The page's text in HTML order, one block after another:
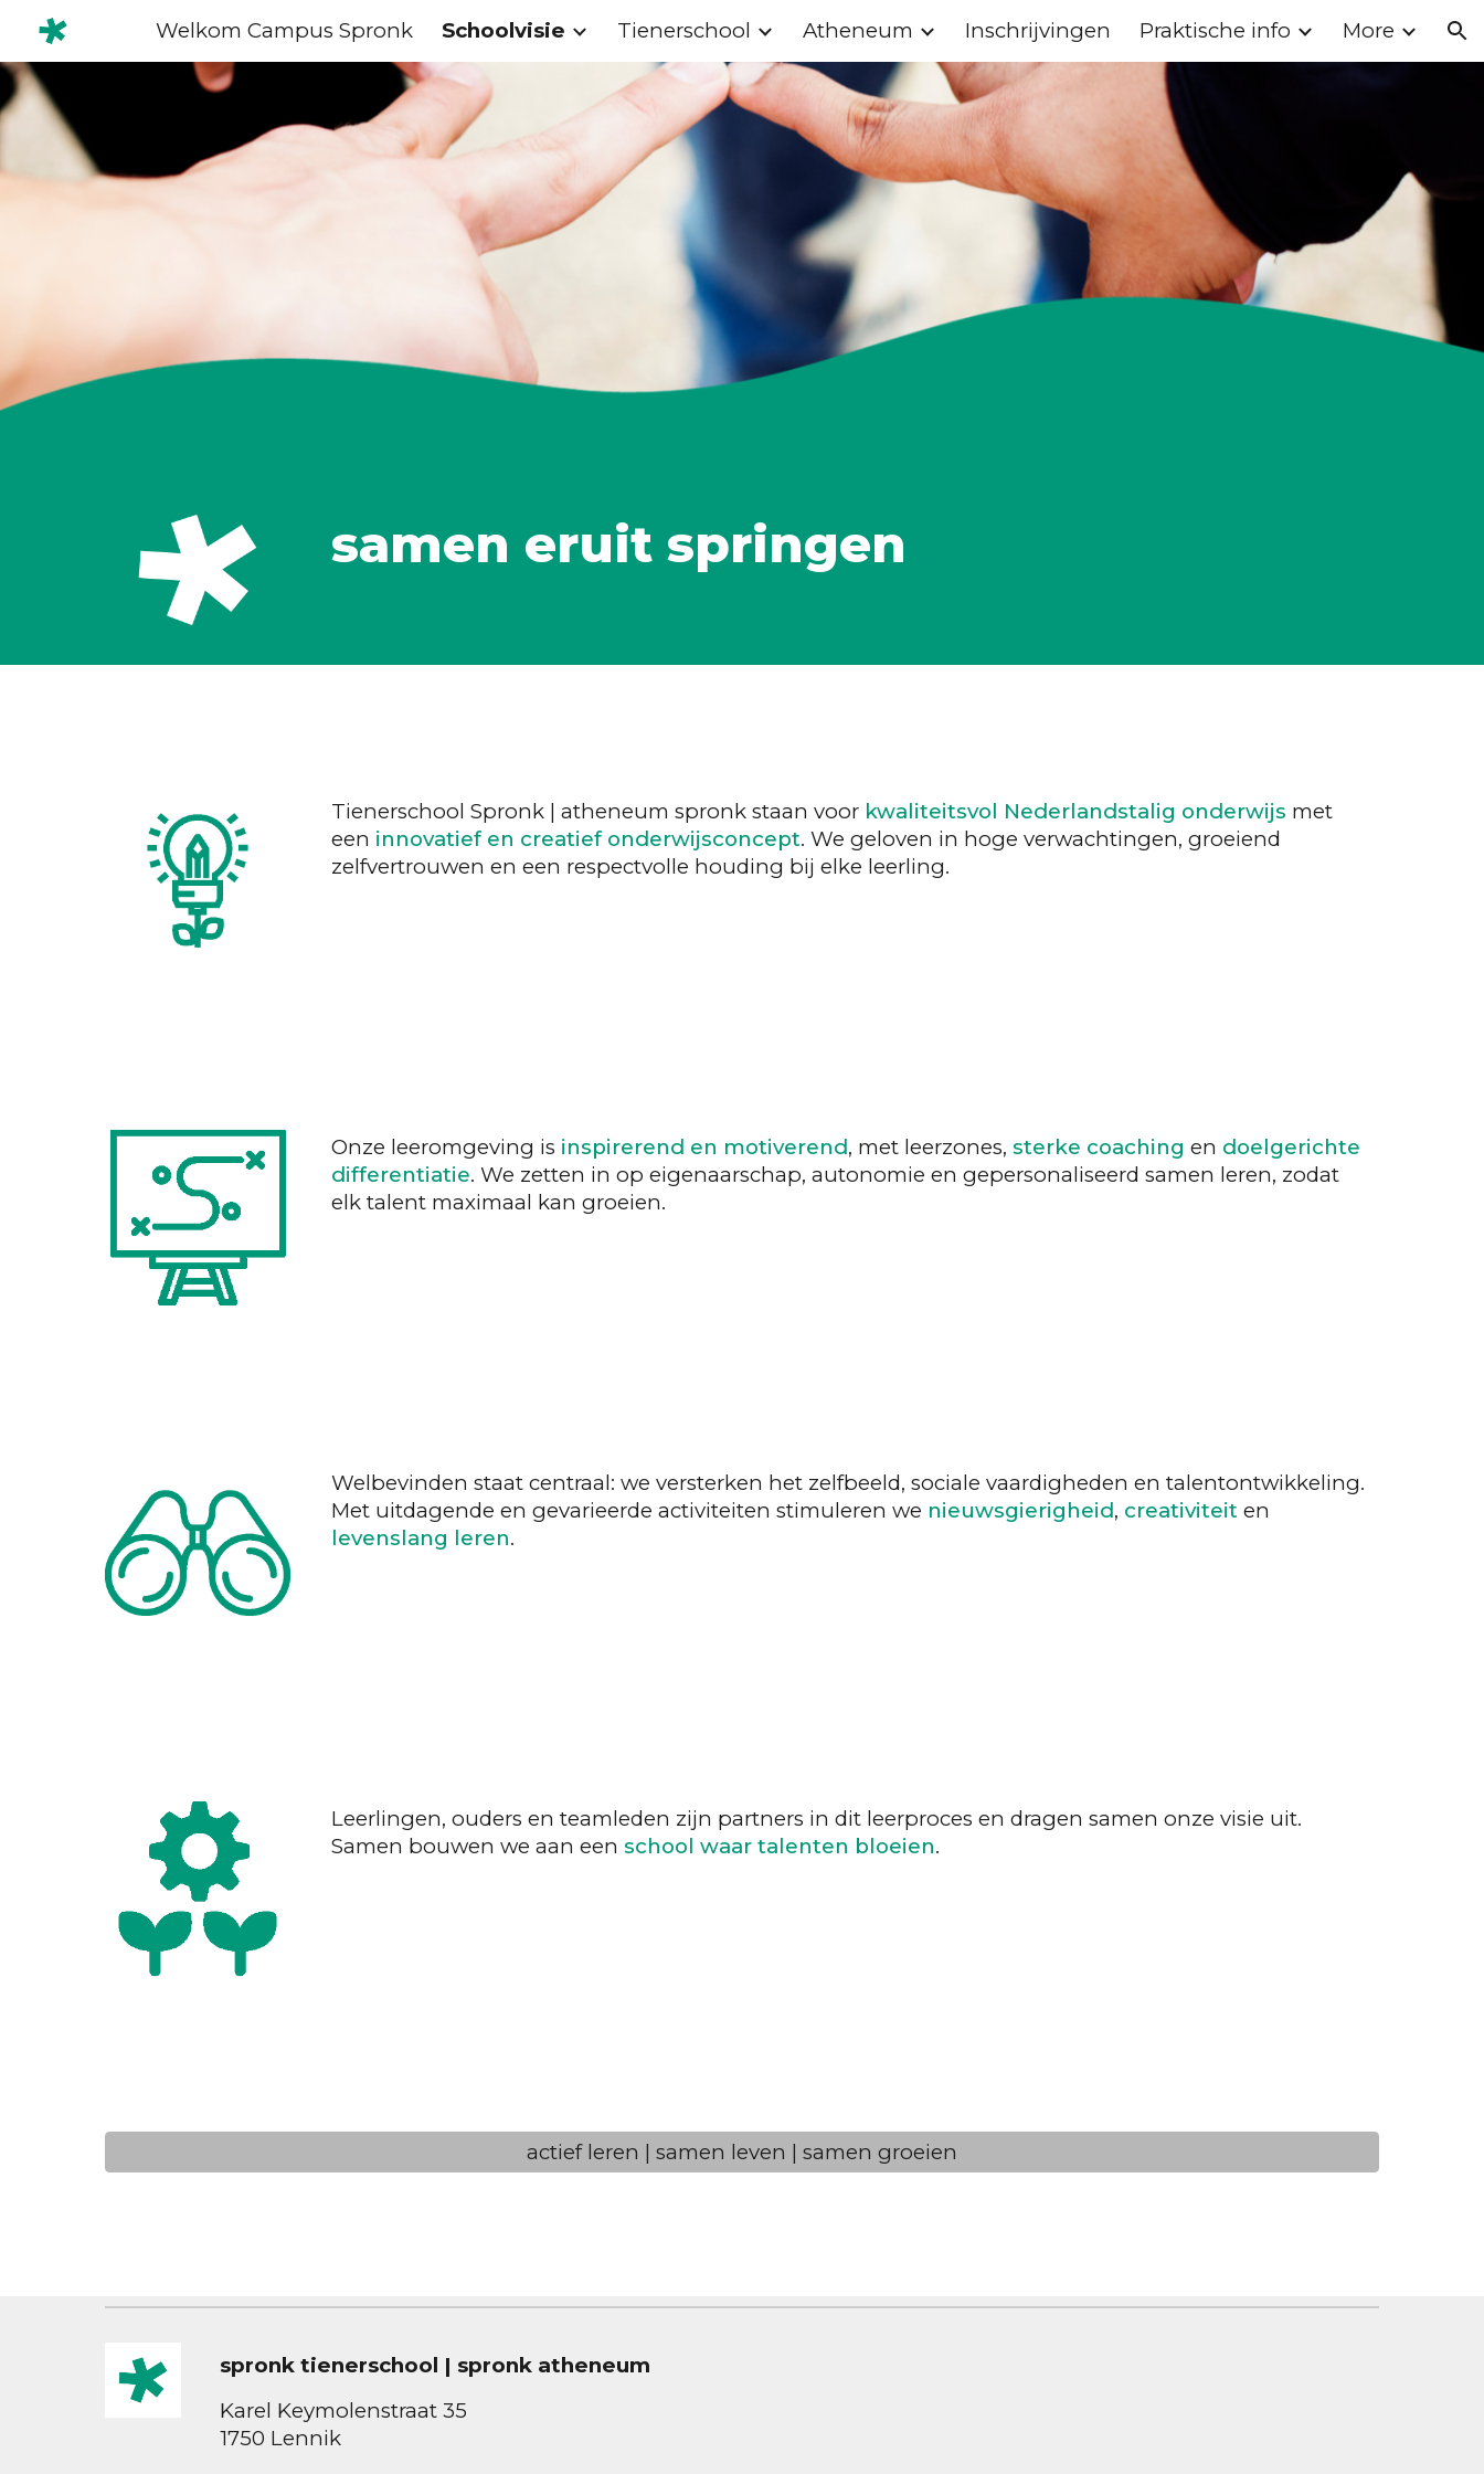
Skip to main content Skip to navigation
Welkom Campus Spronk Schoolvisie Tienerschool Atheneum Inschrijvingen Praktische info More
samen eruit springen
Tienerschool Spronk | atheneum spronk staan voor kwaliteitsvol Nederlandstalig onderwijs met
een innovatief en creatief onderwijsconcept. We geloven in hoge verwachtingen, groeiend
zelfvertrouwen en een respectvolle houding bij elke leerling.
Onze leeromgeving is inspirerend en motiverend, met leerzones,sterke coaching en doelgerichte
differentiatie. We zetten in op eigenaarschap, autonomie en gepersonaliseerd samen leren, zodat
elk talent maximaal kan groeien.
Welbevinden staat centraal: we versterken het zelfbeeld, sociale vaardigheden en talentontwikkeling.
Met uitdagende en gevarieerde activiteiten stimuleren we nieuwsgierigheid, creativiteiten
levenslang leren.
Leerlingen, ouders en teamleden zijn partners in dit leerproces en dragen samen onze visie uit.
Samen bouwen we aan eenschool waar talenten bloeien.
actief leren | samen leven | samen groeien
spronk tienerschool | spronk atheneum
Karel Keymolenstraat 35
1750 Lennik